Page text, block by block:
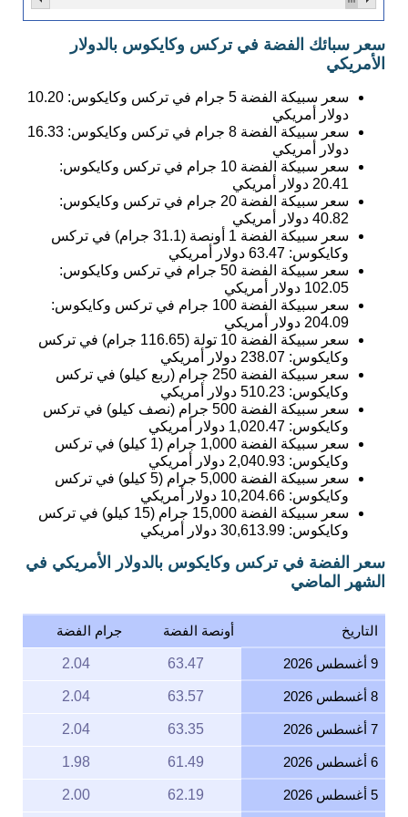
سعر سبائك الفضة في تركس وكايكوس بالدولار
الأمريكي
سعر سبيكة الفضة 5 جرام في تركس وكايكوس:
10.20
دولار أمريكي
سعر سبيكة الفضة 8 جرام في تركس وكايكوس:
16.33
دولار أمريكي
سعر سبيكة الفضة 10 جرام في تركس وكايكوس:
20.41 دولار أمريكي
سعر سبيكة الفضة 20 جرام في تركس وكايكوس:
40.82 دولار أمريكي
سعر سبيكة الفضة 1 أونصة (31.1 جرام) في تركس
وكايكوس: 63.47 دولار أمريكي
سعر سبيكة الفضة 50 جرام في تركس وكايكوس:
102.05 دولار أمريكي
سعر سبيكة الفضة 100 جرام في تركس وكايكوس:
204.09 دولار أمريكي
سعر سبيكة الفضة 10 تولة (116.65 جرام) في تركس
وكايكوس: 238.07 دولار أمريكي
سعر سبيكة الفضة 250 جرام (ربع كيلو) في تركس
وكايكوس: 510.23 دولار أمريكي
سعر سبيكة الفضة 500 جرام (نصف كيلو) في تركس
وكايكوس: 1,020.47 دولار أمريكي
سعر سبيكة الفضة 1,000 جرام (1 كيلو) في تركس
وكايكوس: 2,040.93 دولار أمريكي
سعر سبيكة الفضة 5,000 جرام (5 كيلو) في تركس
وكايكوس: 10,204.66 دولار أمريكي
سعر سبيكة الفضة 15,000 جرام (15 كيلو) في تركس
وكايكوس: 30,613.99 دولار أمريكي
سعر الفضة في تركس وكايكوس بالدولار الأمريكي في
الشهر الماضي
التاريخ أونصة الفضة جرام الفضة
9 أغسطس 2026 63.47
2.04
8 أغسطس 2026 63.57
2.04
7 أغسطس 2026 63.35
2.04
6 أغسطس 2026 61.49
1.98
5 أغسطس 2026 62.19
2.00